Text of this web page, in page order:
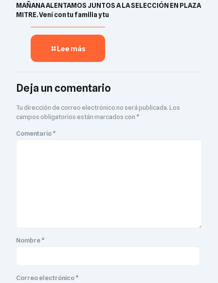
MAÑANA ALENTAMOS JUNTOS A LA SELECCIÓN EN PLAZA
MITRE. Vení con tu familia y tu
Lee más
Deja un comentario
Tu dirección de correo electrónico no será publicada.Los
campos obligatorios están marcados con *
Comentario*
Nombre*
Correo electrónico*